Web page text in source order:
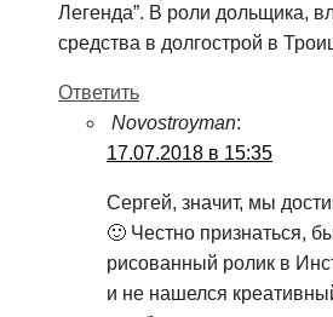
Легенда”. В роли дольщика,
средства в долгострой в
Ответить
Novostroyman:
17.07.2018 в 15:35
Сергей, значит, мы
🙂 Честно признаться,
рисованный ролик в
и не нашелся